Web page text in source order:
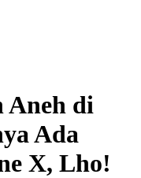
Aneh di
Ada
X, Lho!